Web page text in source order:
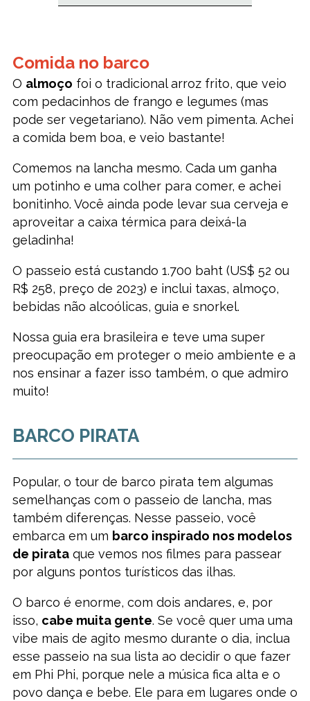
Comida no barco
O almoço foi o tradicional arroz frito, que veio
com pedacinhos de frango e legumes (mas
pode ser vegetariano). Não vem pimenta. Achei
a comida bem boa, e veio bastante!
Comemos na lancha mesmo. Cada um ganha
um potinho e uma colher para comer, e achei
bonitinho. Você ainda pode levar sua cerveja e
aproveitar a caixa térmica para deixá-la
geladinha!
O passeio está custando 1.700 baht (US$ 52 ou
R$ 258, preço de 2023) e inclui taxas, almoço,
bebidas não alcoólicas, guia e snorkel.
Nossa guia era brasileira e teve uma super
preocupação em proteger o meio ambiente e a
nos ensinar a fazer isso também, o que admiro
muito!
BARCO PIRATA
Popular, o tour de barco pirata tem algumas
semelhanças com o passeio de lancha, mas
também diferenças. Nesse passeio, você
embarca em um barco inspirado nos modelos
de pirataque vemos nos filmes para passear
por alguns pontos turísticos das ilhas.
O barco é enorme, com dois andares, e, por
isso, cabe muita gente. Se você quer uma uma
vibe mais de agito mesmo durante o dia, inclua
esse passeio na sua lista ao decidir o que fazer
em Phi Phi, porque nele a música fica alta e o
povo dança e bebe. Ele para em lugares onde o